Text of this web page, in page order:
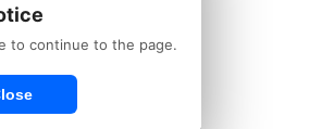
to continue to the page.